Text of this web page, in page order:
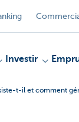
Investir
t-il et comment